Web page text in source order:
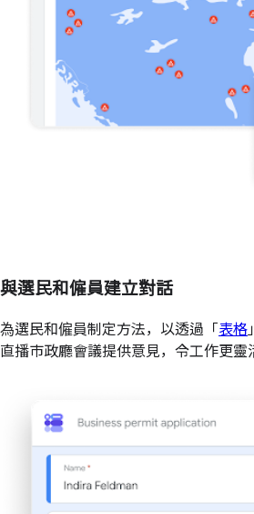
與選民和僱員建立對話
為選民和僱員制定方法，以透過「表格
直播市政廳會議提供意見，令工作更靈